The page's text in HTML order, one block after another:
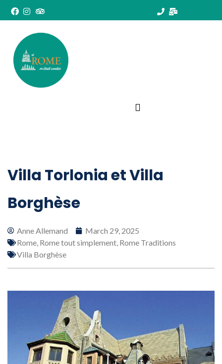
Villa Torlonia et Villa
Borghèse
Anne Allemand
March 29, 2025
Rome, Rome tout simplement, Rome Traditions
Villa Borghèse